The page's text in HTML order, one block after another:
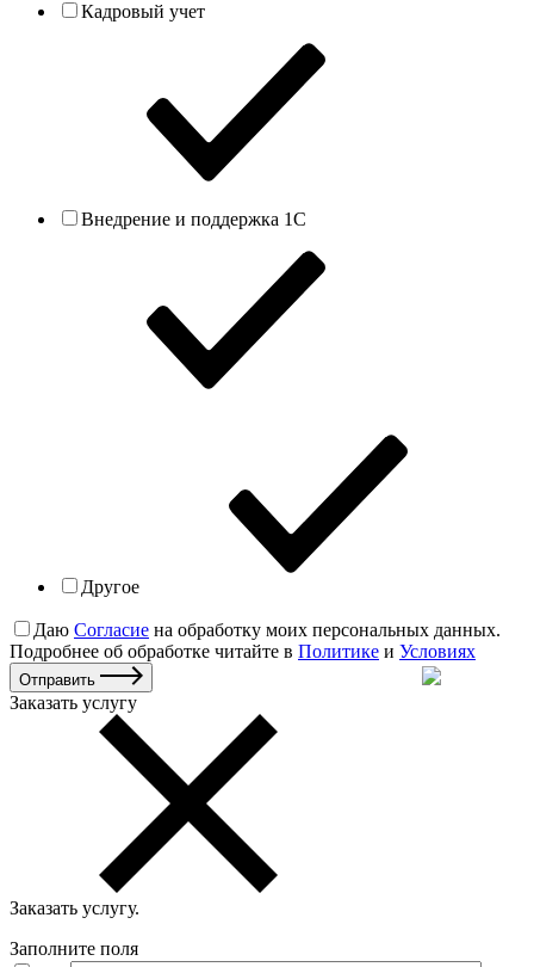
Кадровый учет
Внедрение и поддержка 1С
Другое
Даю Согласие на обработку моих персональных данных.
Подробнее об обработке читайте в Политике и Условиях
Отправить
Заказать услугу
Заказать услугу.
Заполните поля